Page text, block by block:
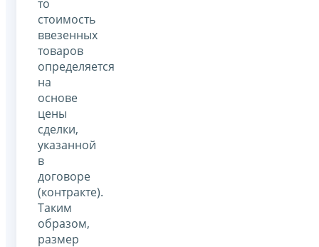
то
стоимость
ввезенных
товаров
определяется
на
основе
цены
сделки,
указанной
в
договоре
(контракте).
Таким
образом,
размер